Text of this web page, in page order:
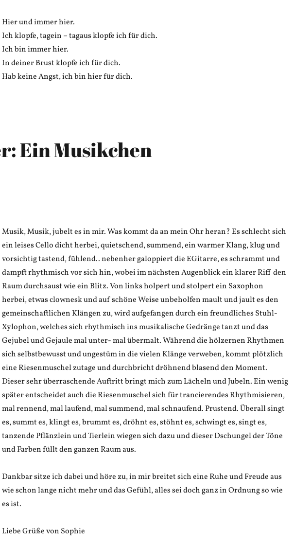
Hier und immer hier.
Ich klopfe, tagein – tagaus klopfe ich für dich.
Ich bin immer hier.
In deiner Brust klopfe ich für dich.
Hab keine Angst, ich bin hier für dich.
Ein Musikchen
Musik, Musik, jubelt es in mir. Was kommt da an mein Ohr heran? Es schlecht sich
ein leises Cello dicht herbei, quietschend, summend, ein warmer Klang, klug und
vorsichtig tastend, fühlend.. nebenher galoppiert die EGitarre, es schrammt und
dampft rhythmisch vor sich hin, wobei im nächsten Augenblick ein klarer Riff den
Raum durchsaust wie ein Blitz. Von links holpert und stolpert ein Saxophon
herbei, etwas clownesk und auf schöne Weise unbeholfen mault und jault es den
gemeinschaftlichen Klängen zu, wird aufgefangen durch ein freundliches Stuhl-
Xylophon, welches sich rhythmisch ins musikalische Gedränge tanzt und das
Gejubel und Gejaule mal unter- mal übermalt. Während die hölzernen Rhythmen
sich selbstbewusst und ungestüm in die vielen Klänge verweben, kommt plötzlich
eine Riesenmuschel zutage und durchbricht dröhnend blasend den Moment.
Dieser sehr überraschende Auftritt bringt mich zum Lächeln und Jubeln. Ein wenig
später entscheidet auch die Riesenmuschel sich für trancierendes Rhythmisieren,
mal rennend, mal laufend, mal summend, mal schnaufend. Prustend. Überall singt
es, summt es, klingt es, brummt es, dröhnt es, stöhnt es, schwingt es, singt es,
tanzende Pflänzlein und Tierlein wiegen sich dazu und dieser Dschungel der Töne
und Farben füllt den ganzen Raum aus.
Dankbar sitze ich dabei und höre zu, in mir breitet sich eine Ruhe und Freude aus
wie schon lange nicht mehr und das Gefühl, alles sei doch ganz in Ordnung so wie
es ist.
Liebe Grüße von Sophie